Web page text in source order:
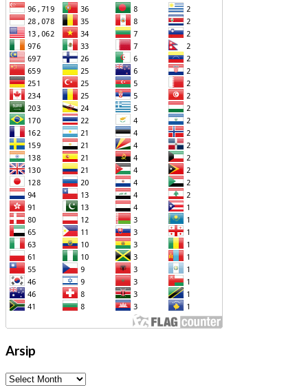
Arsip
Arsip